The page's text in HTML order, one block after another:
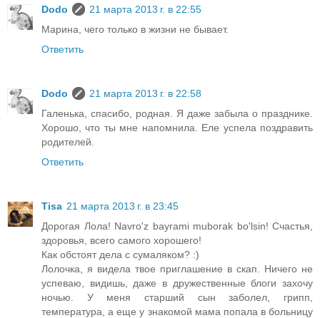
Dodo
21 марта 2013 г. в 22:55
Марина, чего только в жизни не бывает.
Ответить
Dodo
21 марта 2013 г. в 22:58
Галенька, спасибо, родная. Я даже забыла о празднике.
Хорошо, что ты мне напомнила. Еле успела поздравить
родителей.
Ответить
Tisa 21 марта 2013 г. в 23:45
Дорогая Лола! Navro'z bayrami muborak bo'lsin! Счастья,
здоровья, всего самого хорошего!
Как обстоят дела с сумаляком? :)
Лолочка, я видела твое приглашение в скап. Ничего не
успеваю, видишь, даже в дружественные блоги захочу
ночью. У меня старший сын заболел, грипп,
температура, а еще у знакомой мама попала в больницу